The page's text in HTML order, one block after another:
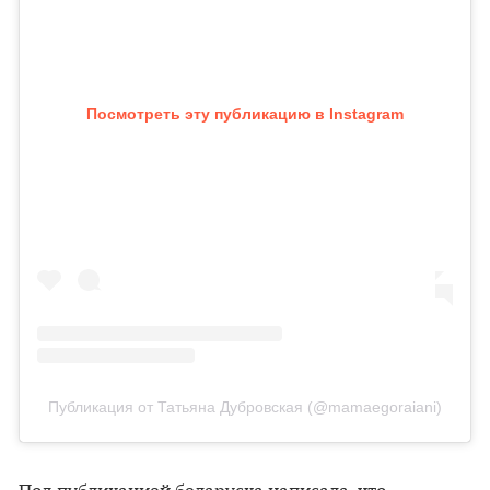
Посмотреть эту публикацию в Instagram
Публикация от Татьяна Дубровская (@mamaegoraiani)